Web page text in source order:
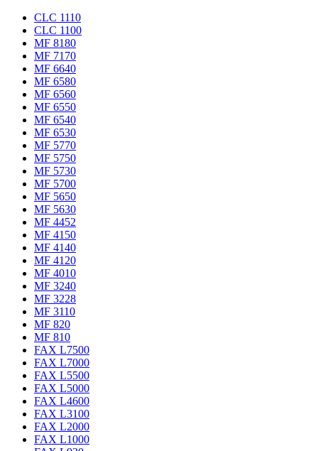
CLC 1110
CLC 1100
MF 8180
MF 7170
MF 6640
MF 6580
MF 6560
MF 6550
MF 6540
MF 6530
MF 5770
MF 5750
MF 5730
MF 5700
MF 5650
MF 5630
MF 4452
MF 4150
MF 4140
MF 4120
MF 4010
MF 3240
MF 3228
MF 3110
MF 820
MF 810
FAX L7500
FAX L7000
FAX L5500
FAX L5000
FAX L4600
FAX L3100
FAX L2000
FAX L1000